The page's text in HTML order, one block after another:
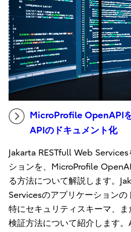
MicroProfile OpenAPI
APIのドキュメント化
Jakarta RESTfull Web
ションを、MicroProfile
る方法について解説します。
Servicesのアプリケーションの
特にセキュリティスキーマ、
検証方法について紹介します